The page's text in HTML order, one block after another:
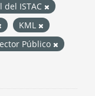
del ISTAC
KML
Público